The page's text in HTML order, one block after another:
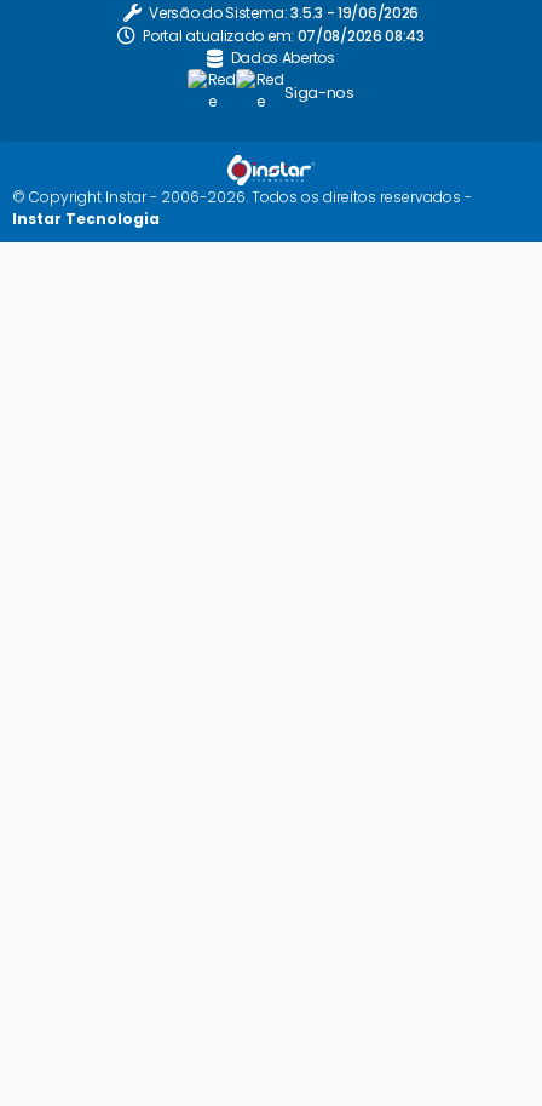
Versão do Sistema:3.5.3 - 19/06/2026
Portal atualizado em: 07/08/2026 08:43
Dados Abertos
Siga-nos
© Copyright Instar - 2006-2026. Todos os direitos reservados -
Instar Tecnologia